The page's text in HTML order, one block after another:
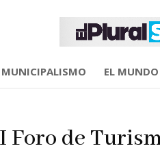
MUNICIPALISMO EL
Foro de